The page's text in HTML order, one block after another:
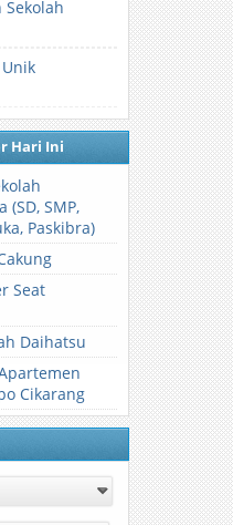
Hari Ini
(SD, SMP,
Paskibra)
Seat
Daihatsu
Cikarang